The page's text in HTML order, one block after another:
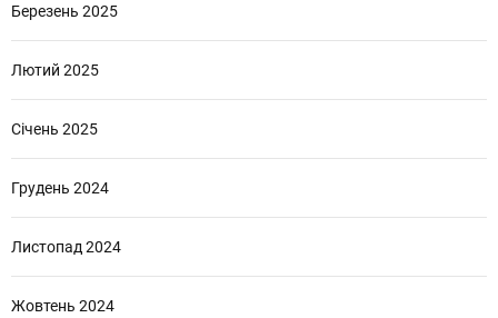
Березень 2025
Лютий 2025
Січень 2025
Грудень 2024
Листопад 2024
Жовтень 2024